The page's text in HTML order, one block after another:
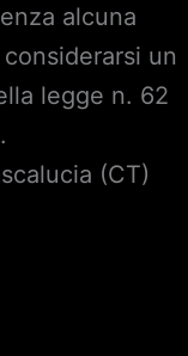
alcuna
un
legge n. 62
(CT)